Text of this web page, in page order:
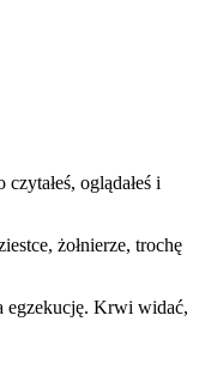
oglądałeś i
żołnierze, trochę
egzekucję. Krwi widać,